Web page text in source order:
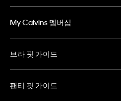
My Calvins 멤버십
브라 핏 가이드
팬티 핏 가이드